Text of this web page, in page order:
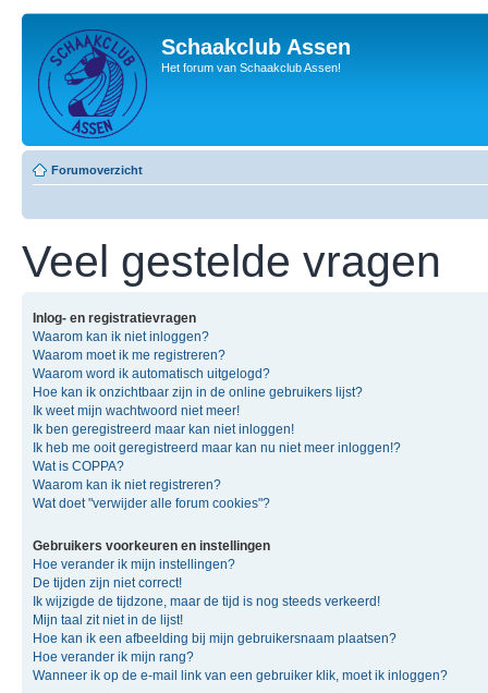
Schaakclub Assen
Het forum van Schaakclub Assen!
Forumoverzicht
Veel gestelde vragen
Inlog- en registratievragen
Waarom kan ik niet inloggen?
Waarom moet ik me registreren?
Waarom word ik automatisch uitgelogd?
Hoe kan ik onzichtbaar zijn in de online gebruikers lijst?
Ik weet mijn wachtwoord niet meer!
Ik ben geregistreerd maar kan niet inloggen!
Ik heb me ooit geregistreerd maar kan nu niet meer inloggen!?
Wat is COPPA?
Waarom kan ik niet registreren?
Wat doet "verwijder alle forum cookies"?
Gebruikers voorkeuren en instellingen
Hoe verander ik mijn instellingen?
De tijden zijn niet correct!
Ik wijzigde de tijdzone, maar de tijd is nog steeds verkeerd!
Mijn taal zit niet in de lijst!
Hoe kan ik een afbeelding bij mijn gebruikersnaam plaatsen?
Hoe verander ik mijn rang?
Wanneer ik op de e-mail link van een gebruiker klik, moet ik inloggen?